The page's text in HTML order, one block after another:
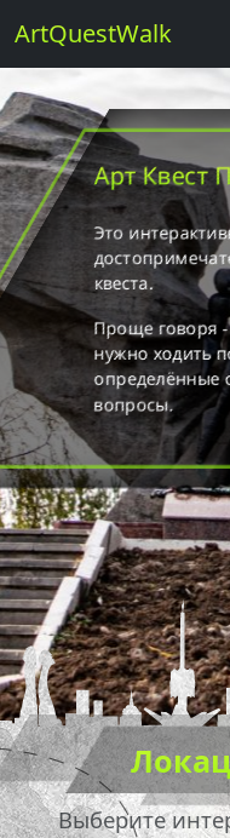
to
content
ArtQuestWalk
Арт Квест
Это
квеста.
Проще говоря -
нужно ходить
определённые
вопросы.
Выберите